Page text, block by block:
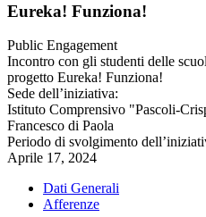
Eureka! Funziona!
Public Engagement
Incontro con gli studenti delle
progetto Eureka! Funziona!
Sede dell’iniziativa:
Istituto Comprensivo "Pascoli-
Francesco di Paola
Periodo di svolgimento
Aprile 17, 2024
Dati Generali
Afferenze